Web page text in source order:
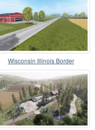
Wisconsin Illinois Border